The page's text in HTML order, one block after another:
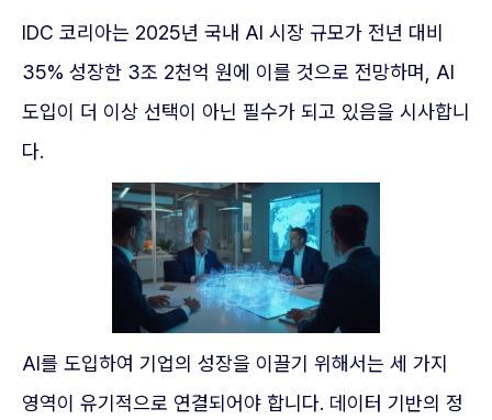
IDC 코리아는 2025년 국내 AI 시장 규모가 전년 대비
35% 성장한 3조 2천억 원에 이를 것으로 전망하며, AI
도입이 더 이상 선택이 아닌 필수가 되고 있음을 시사합니
다.
AI를 도입하여 기업의 성장을 이끌기 위해서는 세 가지
영역이 유기적으로 연결되어야 합니다. 데이터 기반의 정